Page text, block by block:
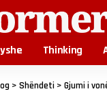
Thinking
> Shëndeti > Gjumi i vonë dhe gjumi i